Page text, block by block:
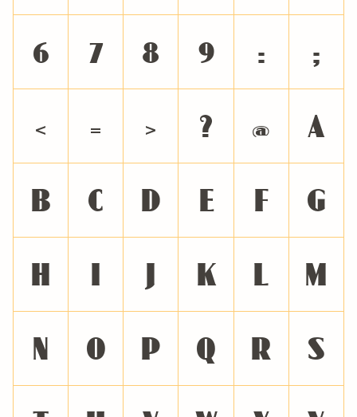
6 7 8 9 : ;
< = > ? @ A
B C D E F G
H I J K L M
N O P Q R S